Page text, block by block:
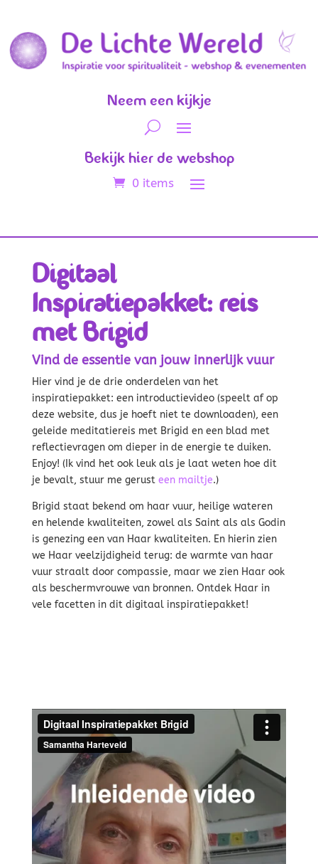
Neem een kijkje
Bekijk hier de webshop
0 items
Digitaal
Inspiratiepakket: reis
met Brigid
Vind de essentie van jouw innerlijk vuur
Hier vind je de drie onderdelen van het
inspiratiepakket: een introductievideo (speelt af op
deze website, dus je hoeft niet te downloaden), een
geleide meditatiereis met Brigid en een blad met
reflectievragen om dieper in de energie te duiken.
Enjoy! (Ik vind het ook leuk als je laat weten hoe dit
je bevalt, stuur me gerust een mailtje.)
Brigid staat bekend om haar vuur, heilige wateren
en helende kwaliteiten, zowel als Saint als als Godin
is genezing een van Haar kwaliteiten. En hierin zien
we Haar veelzijdigheid terug: de warmte van haar
vuur straalt door compassie, maar we zien Haar ook
als beschermvrouwe van bronnen. Ontdek Haar in
vele facetten in dit digitaal inspiratiepakket!